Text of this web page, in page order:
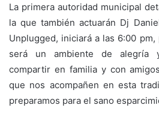
La primera autoridad municipal
la que también actuarán Dj
Unplugged, iniciará a las 6:00
será un ambiente de alegría
compartir en familia y con
que nos acompañen en esta
preparamos para el sano